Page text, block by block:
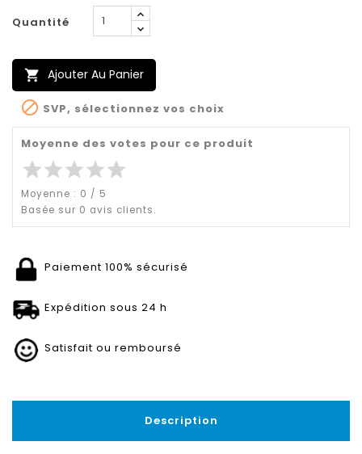
Quantité
 Ajouter Au Panier
 SVP, sélectionnez vos choix
Moyenne des votes pour ce produit
starstarstarstarstar
Moyenne : 0 / 5
Basée sur 0 avis clients.
Paiement 100% sécurisé
Expédition sous 24 h
Satisfait ou remboursé
Description